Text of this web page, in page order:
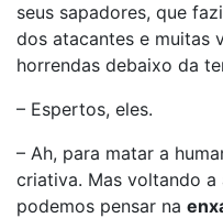
seus sapadores, que
dos atacantes e muitas
horrendas debaixo da
– Espertos, eles.
– Ah, para matar a
criativa. Mas voltando
podemos pensar na